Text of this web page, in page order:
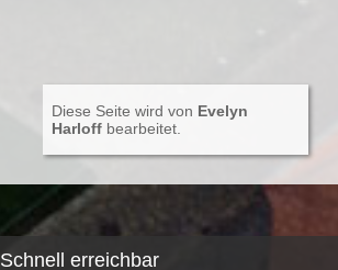
Diese Seite wird von Evelyn
Harloff bearbeitet.
Schnell erreichbar